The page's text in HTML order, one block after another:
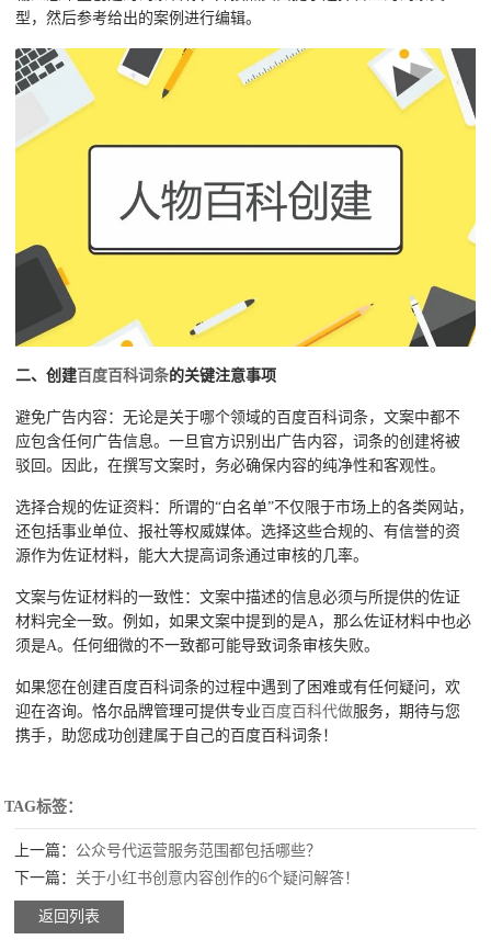
型，然后参考给出的案例进行编辑。
二、创建百度百科词条的关键注意事项
避免广告内容：无论是关于哪个领域的百度百科词条，文案中都不
应包含任何广告信息。一旦官方识别出广告内容，词条的创建将被
驳回。因此，在撰写文案时，务必确保内容的纯净性和客观性。
选择合规的佐证资料：所谓的“白名单”不仅限于市场上的各类网站，
还包括事业单位、报社等权威媒体。选择这些合规的、有信誉的资
源作为佐证材料，能大大提高词条通过审核的几率。
文案与佐证材料的一致性：文案中描述的信息必须与所提供的佐证
材料完全一致。例如，如果文案中提到的是A，那么佐证材料中也必
须是A。任何细微的不一致都可能导致词条审核失败。
如果您在创建百度百科词条的过程中遇到了困难或有任何疑问，欢
迎在咨询。恪尔品牌管理可提供专业 百度百科代做服务，期待与您
携手，助您成功创建属于自己的百度百科词条！
TAG标签：
上一篇： 公众号代运营服务范围都包括哪些？
下一篇： 关于小红书创意内容创作的6个疑问解答！
返回列表